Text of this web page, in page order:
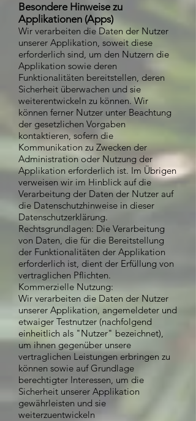
Besondere Hinweise zu
Applikationen (Apps)
Wir verarbeiten die Daten der Nutzer
unserer Applikation, soweit diese
erforderlich sind, um den Nutzern die
Applikation sowie deren
Funktionalitäten bereitstellen, deren
Sicherheit überwachen und sie
weiterentwickeln zu können. Wir
können ferner Nutzer unter Beachtung
der gesetzlichen Vorgaben
kontaktieren, sofern die
Kommunikation zu Zwecken der
Administration oder Nutzung der
Applikation erforderlich ist. Im Übrigen
verweisen wir im Hinblick auf die
Verarbeitung der Daten der Nutzer auf
die Datenschutzhinweise in dieser
Datenschutzerklärung.
Rechtsgrundlagen: Die Verarbeitung
von Daten, die für die Bereitstellung
der Funktionalitäten der Applikation
erforderlich ist, dient der Erfüllung von
vertraglichen Pflichten.
Kommerzielle Nutzung:
Wir verarbeiten die Daten der Nutzer
unserer Applikation, angemeldeter und
etwaiger Testnutzer (nachfolgend
einheitlich als "Nutzer" bezeichnet),
um ihnen gegenüber unsere
vertraglichen Leistungen erbringen zu
können sowie auf Grundlage
berechtigter Interessen, um die
Sicherheit unserer Applikation
gewährleisten und sie
weiterzuentwickeln